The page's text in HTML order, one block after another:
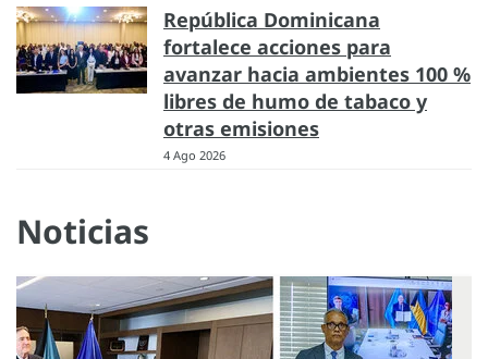
República Dominicana
fortalece acciones para
avanzar hacia ambientes 100 %
libres de humo de tabaco y
otras emisiones
4 Ago 2026
Noticias